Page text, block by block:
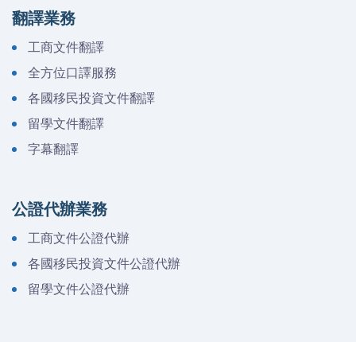
翻譯業務
工商文件翻譯
全方位口譯服務
各國移民投資文件翻譯
留學文件翻譯
字幕翻譯
公證代辦業務
工商文件公證代辦
各國移民投資文件公證代辦
留學文件公證代辦